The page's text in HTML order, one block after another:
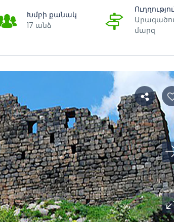
Խմբի քանակ
17 անձ
մարզ